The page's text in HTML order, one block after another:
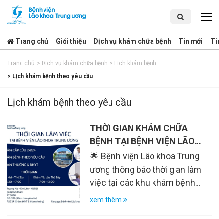
Trang chủ Giới thiệu Dịch vụ khám chữa bệnh Tin mới
Trang chủ > Dịch vụ khám chữa bệnh > Lịch khám bệnh
> Lịch khám bệnh theo yêu cầu
Lịch khám bệnh theo yêu cầu
THỜI GIAN KHÁM CHỮA
BỆNH TẠI BỆNH VIỆN LÃO
KHOA TRUNG ƯƠNG
🌟 Bệnh viện Lão khoa Trung
ương thông báo thời gian làm
việc tại các khu khám bệnh
như sau: 1️⃣ KHÁM THEO YÊU
xem thêm